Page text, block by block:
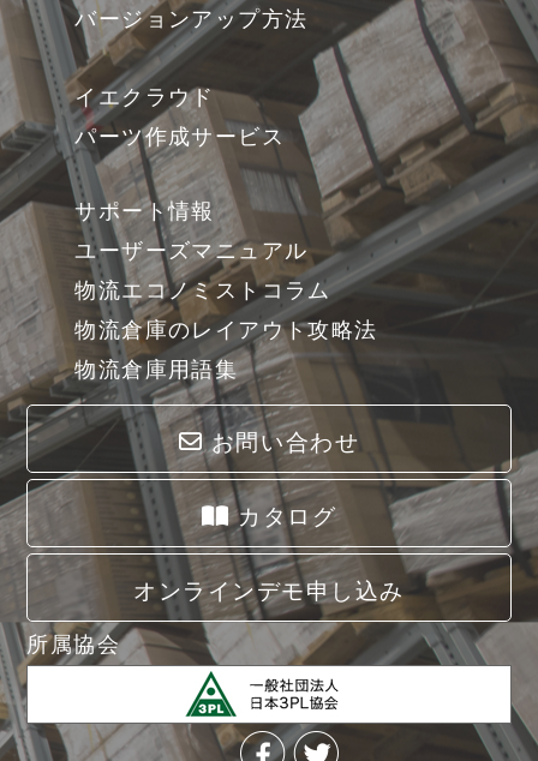
バージョンアップ方法
イエクラウド
パーツ作成サービス
サポート情報
ユーザーズマニュアル
物流エコノミストコラム
物流倉庫のレイアウト攻略法
物流倉庫用語集
お問い合わせ
カタログ
オンラインデモ申し込み
所属協会